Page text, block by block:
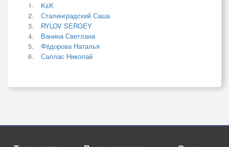
KsK
Сталинградский Саша
RYLOV SERGEY
Ванина Светлана
Фёдорова Наталья
Саллас Николай